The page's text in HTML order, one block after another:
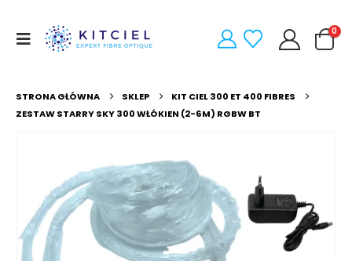
0
STRONA GŁÓWNA SKLEP
KIT CIEL 300 ET 400 FIBRES
ZESTAW STARRY SKY 300 WŁÓKIEN (2-6M) RGBW BT